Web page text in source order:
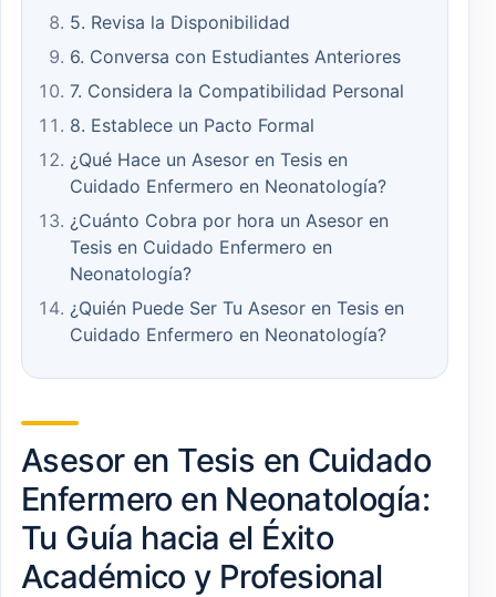
5. Revisa la Disponibilidad
6. Conversa con Estudiantes Anteriores
7. Considera la Compatibilidad Personal
8. Establece un Pacto Formal
¿Qué Hace un Asesor en Tesis en
Cuidado Enfermero en Neonatología?
¿Cuánto Cobra por hora un Asesor en
Tesis en Cuidado Enfermero en
Neonatología?
¿Quién Puede Ser Tu Asesor en Tesis en
Cuidado Enfermero en Neonatología?
Asesor en Tesis en Cuidado
Enfermero en Neonatología:
Tu Guía hacia el Éxito
Académico y Profesional